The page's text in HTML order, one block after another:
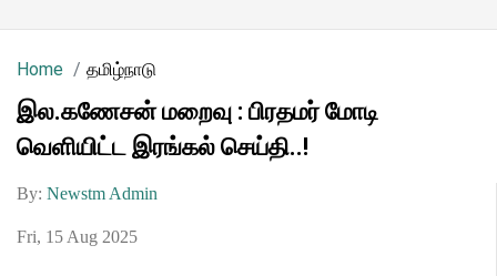
Home தமிழ்நாடு
இல.கணேசன் மறைவு : பிரதமர் மோடி
வெளியிட்ட இரங்கல் செய்தி..!
By: Newstm Admin
Fri, 15 Aug 2025